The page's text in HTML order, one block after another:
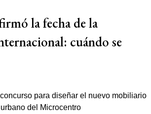
la fecha de la
cuándo se